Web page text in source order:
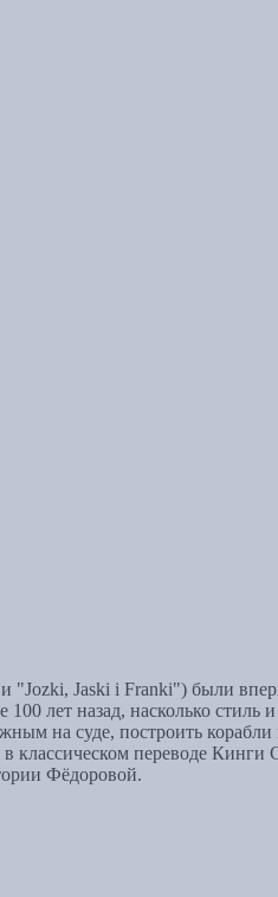
Jaski i Franki") были
лет назад, насколько стиль
на суде, построить
переводе
Фёдоровой.